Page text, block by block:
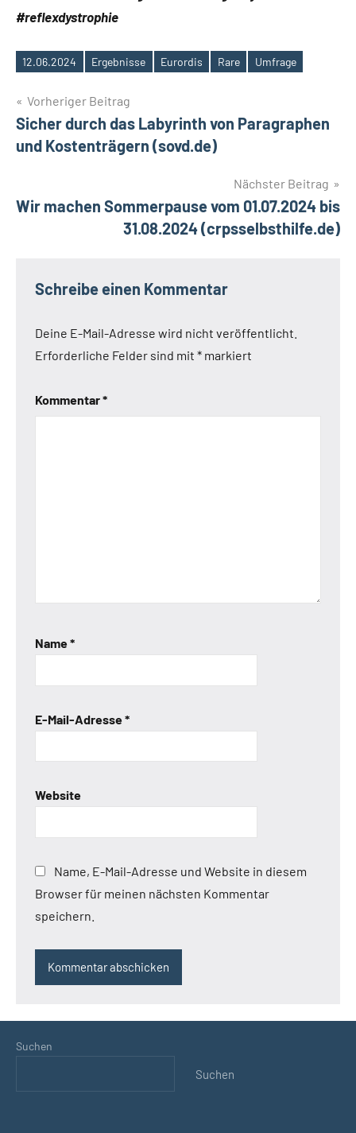
#reflexdystrophie
Schlagwörter
12.06.2024 Ergebnisse Eurordis Rare Umfrage
Beitragsnavigation
Vorheriger Beitrag
Sicher durch das Labyrinth von Paragraphen
und Kostenträgern (sovd.de)
Nächster Beitrag
Wir machen Sommerpause vom 01.07.2024 bis
31.08.2024 (crpsselbsthilfe.de)
Schreibe einen Kommentar
Deine E-Mail-Adresse wird nicht veröffentlicht.
Erforderliche Felder sind mit * markiert
Kommentar*
Name*
E-Mail-Adresse*
Website
Name, E-Mail-Adresse und Website in diesem
Browser für meinen nächsten Kommentar
speichern.
Suchen
Suchen